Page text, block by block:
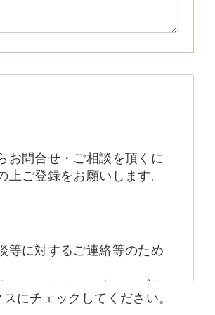
お問合せ・ご相談を頂くに
ご登録をお願いします。
等に対するご連絡等のため
せん。ただし、次のいずれ
にチェックしてください。